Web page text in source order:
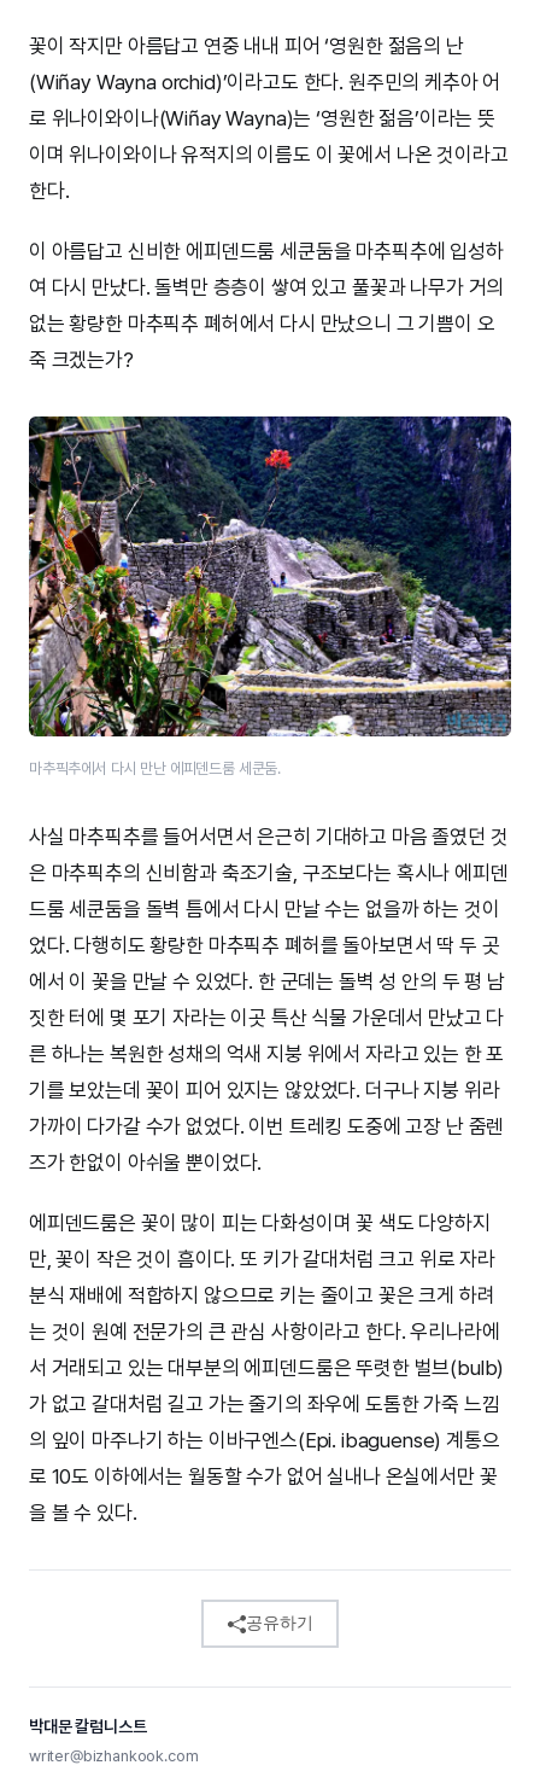
꽃이 작지만 아름답고 연중 내내 피어 ‘영원한 젊음의 난
(Wiñay Wayna orchid)’이라고도 한다. 원주민의 케추아 어
로 위나이와이나(Wiñay Wayna)는 ‘영원한 젊음’이라는 뜻
이며 위나이와이나 유적지의 이름도 이 꽃에서 나온 것이라고
한다.
이 아름답고 신비한 에피덴드룸 세쿤둠을 마추픽추에 입성하
여 다시 만났다. 돌벽만 층층이 쌓여 있고 풀꽃과 나무가 거의
없는 황량한 마추픽추 폐허에서 다시 만났으니 그 기쁨이 오
죽 크겠는가?
마추픽추에서 다시 만난 에피덴드룸 세쿤둠.
사실 마추픽추를 들어서면서 은근히 기대하고 마음 졸였던 것
은 마추픽추의 신비함과 축조기술, 구조보다는 혹시나 에피덴
드룸 세쿤둠을 돌벽 틈에서 다시 만날 수는 없을까 하는 것이
었다. 다행히도 황량한 마추픽추 폐허를 돌아보면서 딱 두 곳
에서 이 꽃을 만날 수 있었다. 한 군데는 돌벽 성 안의 두 평 남
짓한 터에 몇 포기 자라는 이곳 특산 식물 가운데서 만났고 다
른 하나는 복원한 성채의 억새 지붕 위에서 자라고 있는 한 포
기를 보았는데 꽃이 피어 있지는 않았었다. 더구나 지붕 위라
가까이 다가갈 수가 없었다. 이번 트레킹 도중에 고장 난 줌렌
즈가 한없이 아쉬울 뿐이었다.
에피덴드룸은 꽃이 많이 피는 다화성이며 꽃 색도 다양하지
만, 꽃이 작은 것이 흠이다. 또 키가 갈대처럼 크고 위로 자라
분식 재배에 적합하지 않으므로 키는 줄이고 꽃은 크게 하려
는 것이 원예 전문가의 큰 관심 사항이라고 한다. 우리나라에
서 거래되고 있는 대부분의 에피덴드룸은 뚜렷한 벌브(bulb)
가 없고 갈대처럼 길고 가는 줄기의 좌우에 도톰한 가죽 느낌
의 잎이 마주나기 하는 이바구엔스(Epi. ibaguense) 계통으
로 10도 이하에서는 월동할 수가 없어 실내나 온실에서만 꽃
을 볼 수 있다.
공유하기
박대문 칼럼니스트
writer@bizhankook.com